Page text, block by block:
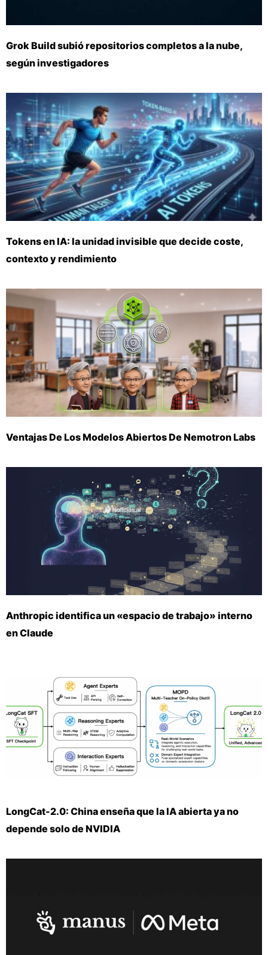
Grok Build subió repositorios completos a la nube,
según investigadores
Tokens en IA: la unidad invisible que decide coste,
contexto y rendimiento
Ventajas De Los Modelos Abiertos De Nemotron Labs
Anthropic identifica un «espacio de trabajo» interno
en Claude
LongCat-2.0: China enseña que la IA abierta ya no
depende solo de NVIDIA